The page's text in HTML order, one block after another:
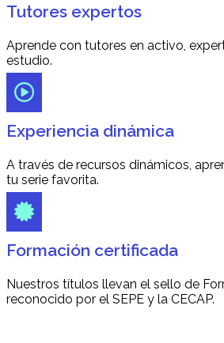
Tutores expertos
Aprende con tutores en activo,
estudio.
Experiencia dinámica
A través de recursos dinámicos,
tu serie favorita.
Formación certificada
Nuestros títulos llevan el sello de
reconocido por el SEPE y la CECAP.